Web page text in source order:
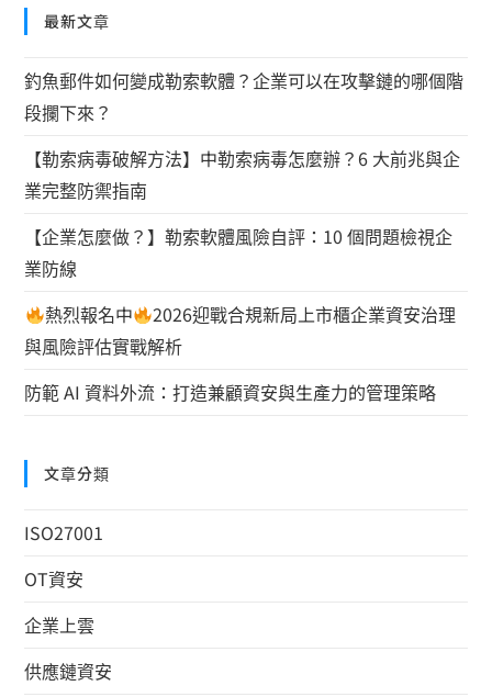
最新文章
釣魚郵件如何變成勒索軟體？企業可以在攻擊鏈的哪個階
段攔下來？
【勒索病毒破解方法】中勒索病毒怎麼辦？6 大前兆與企
業完整防禦指南
【企業怎麼做？】勒索軟體風險自評：10 個問題檢視企
業防線
熱烈報名中
2026迎戰合規新局上市櫃企業資安治理
與風險評估實戰解析
防範 AI 資料外流：打造兼顧資安與生產力的管理策略
文章分類
ISO27001
OT資安
企業上雲
供應鏈資安